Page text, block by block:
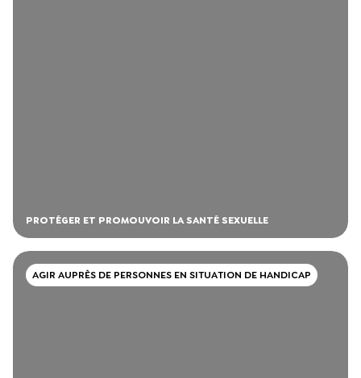
PROTÉGER ET PROMOUVOIR LA SANTÉ SEXUELLE
AGIR AUPRÈS DE PERSONNES EN SITUATION DE HANDICAP